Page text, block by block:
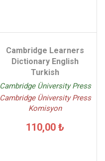
Cambridge Learners
Dictionary English
Turkish
Cambridge Üniversity Press
Cambridge Üniversity Press
Komisyon
110,00 ₺